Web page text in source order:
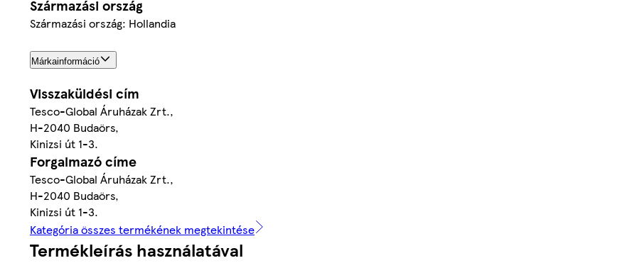
Származási ország
Származási ország: Hollandia
Márkainformáció
Visszaküldési cím
Tesco-Global Áruházak Zrt.,
H-2040 Budaörs,
Kinizsi út 1-3.
Forgalmazó címe
Tesco-Global Áruházak Zrt.,
H-2040 Budaörs,
Kinizsi út 1-3.
Kategória összes termékének megtekintése
Termékleírás használatával